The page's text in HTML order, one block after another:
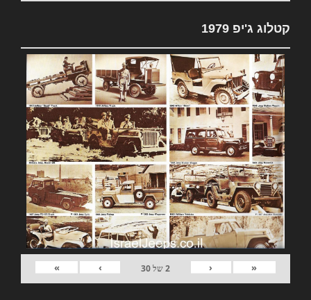
קטלוג ג'יפ 1979
«
‹
2של30
›
»